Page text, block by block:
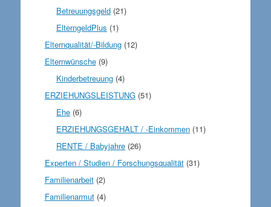
Betreuungsgeld (21)
ElterngeldPlus (1)
Elternqualität/-Bildung(12)
Elternwünsche(9)
Kinderbetreuung (4)
ERZIEHUNGSLEISTUNG(51)
Ehe (6)
ERZIEHUNGSGEHALT / -Einkommen (11)
RENTE / Babyjahre (26)
Experten / Studien / Forschungsqualität(31)
Familienarbeit(2)
Familienarmut(4)